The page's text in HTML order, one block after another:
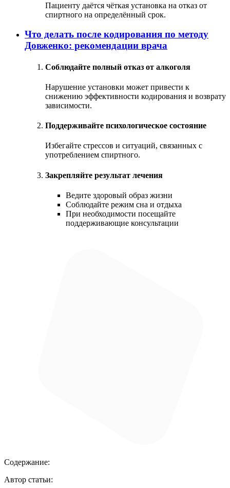
Пациенту даётся чёткая установка на отказ от
спиртного на определённый срок.
Что делать после кодирования по методу
Довженко: рекомендации врача
Соблюдайте полный отказ от алкоголя
Нарушение установки может привести к
снижению эффективности кодирования и возврату
зависимости.
Поддерживайте психологическое состояние
Избегайте стрессов и ситуаций, связанных с
употреблением спиртного.
Закрепляйте результат лечения
Ведите здоровый образ жизни
Соблюдайте режим сна и отдыха
При необходимости посещайте
поддерживающие консультации
Содержание:
Автор статьи: